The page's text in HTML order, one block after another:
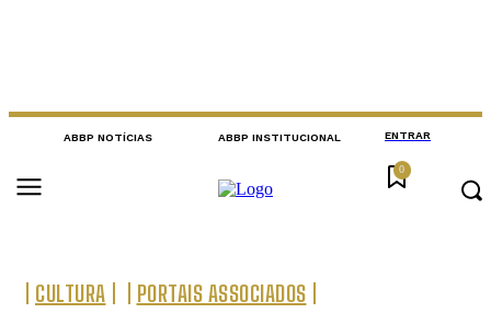
ABBP NOTÍCIAS ABBP INSTITUCIONAL ENTRAR
0
CULTURA PORTAIS ASSOCIADOS